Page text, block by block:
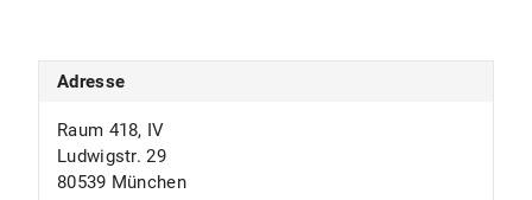
Adresse
Raum 418, IV
Ludwigstr. 29
80539 München